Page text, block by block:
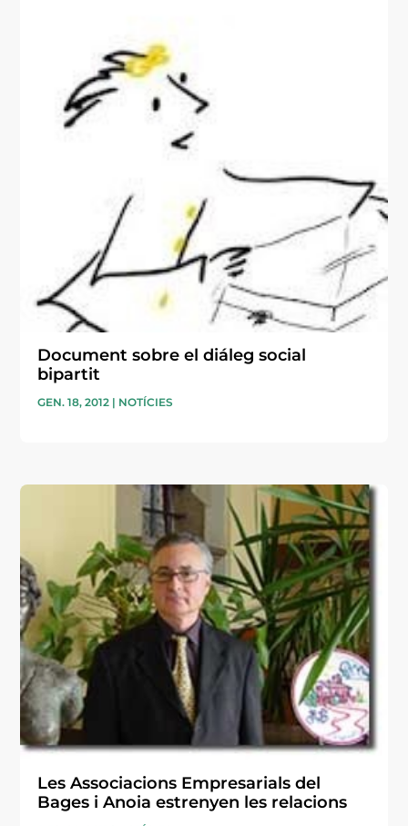
Document sobre el diáleg social
bipartit
GEN. 18, 2012 | NOTÍCIES
Les Associacions Empresarials del
Bages i Anoia estrenyen les relacions